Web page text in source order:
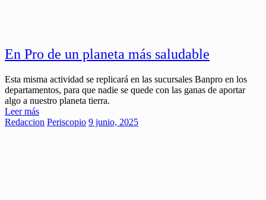
En Pro de un planeta más saludable
Esta misma actividad se replicará en las sucursales Banpro en los
departamentos, para que nadie se quede con las ganas de aportar
algo a nuestro planeta tierra.
Leer más
Redaccion Periscopio 9 junio, 2025